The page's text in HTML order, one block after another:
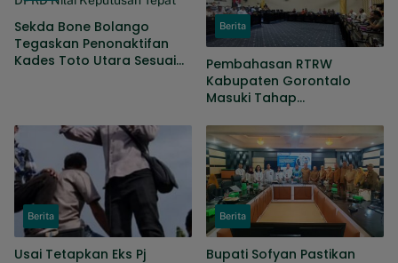
Sekda Bone Bolango
Tegaskan Penonaktifan
Kades Toto Utara Sesuai
Berita
Pembahasan RTRW
Kabupaten Gorontalo
Masuki Tahap
Persoalan Masih Dibahas
Berita
Usai Tetapkan Eks Pj
Berita
Bupati Sofyan Pastikan